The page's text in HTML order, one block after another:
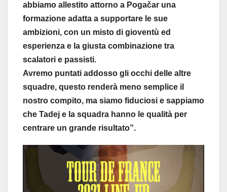
abbiamo allestito attorno a Pogačar una
formazione adatta a supportare le sue
ambizioni, con un misto di gioventù ed
esperienza e la giusta combinazione tra
scalatori e passisti.
Avremo puntati addosso gli occhi delle altre
squadre, questo renderà meno semplice il
nostro compito, ma siamo fiduciosi e sappiamo
che Tadej e la squadra hanno le qualità per
centrare un grande risultato”.